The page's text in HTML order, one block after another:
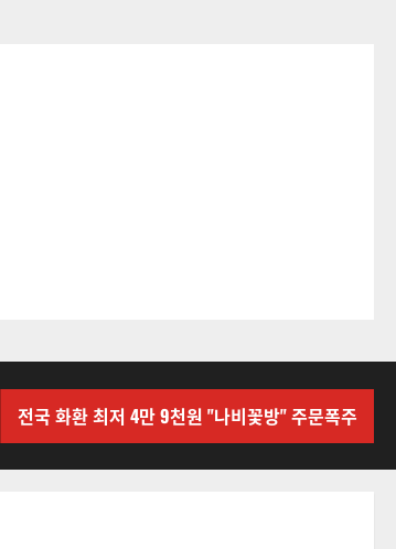
전국 화환 최저 4만 9천원 "나비꽃방" 주문폭주